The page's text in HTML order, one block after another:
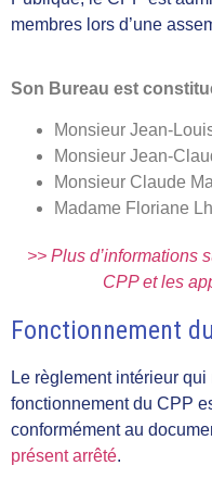
membres lors d’une
Son Bureau est
Monsieur Jean-
Monsieur Jean-
Monsieur Claude
Madame Floriane
>> Plus d’informations
CPP et les
Fonctionnement
Le règlement intérieur
fonctionnement du CPP
conformément au
présent arrêté.